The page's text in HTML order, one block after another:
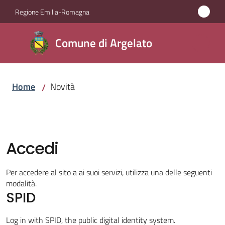
Vai al contenuto
Vai alla navigazione
Vai al footer
Regione Emilia-Romagna
Comune di Argelato
Comune
di
Argelato
Menu selezionato
Servizi
Vivere
Home / Novità
Accedi
Per accedere al sito a ai suoi servizi, utilizza una delle seguenti
modalità.
SPID
Log in with SPID, the public digital identity system.